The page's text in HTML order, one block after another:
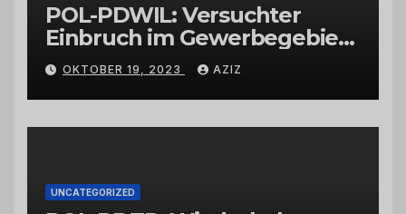
POL-PDWIL: Versuchter
Einbruch im Gewerbegebiet
Wittlich
OKTOBER 19, 2023 AZIZ
UNCATEGORIZED